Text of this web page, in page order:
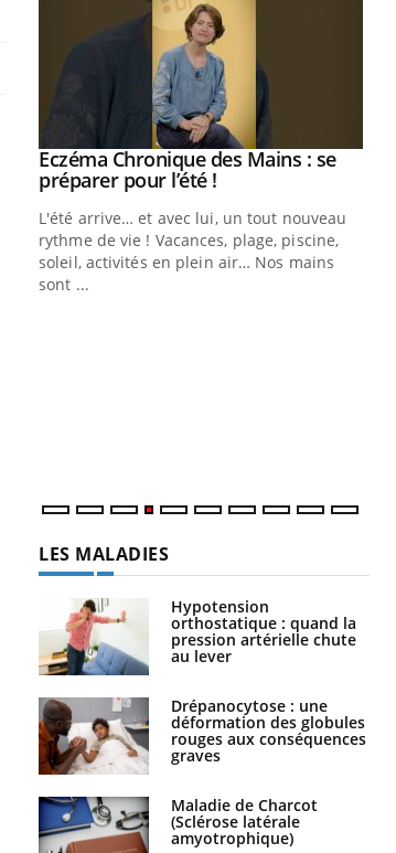
Youtube
Eczéma Chronique des Mains : se
préparer pour l’été !Youtube
L'été arrive… et avec lui, un tout nouveau
rythme de vie ! Vacances, plage, piscine,
soleil, activités en plein air… Nos mains
sont ...
LES MALADIES
Hypotension
orthostatique : quand la
pression artérielle chute
au lever
Drépanocytose : une
déformation des globules
rouges aux conséquences
graves
Maladie de Charcot
(Sclérose latérale
amyotrophique)